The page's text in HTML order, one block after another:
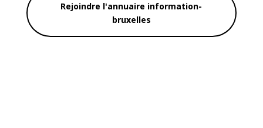
Rejoindre l'annuaire information-
bruxelles